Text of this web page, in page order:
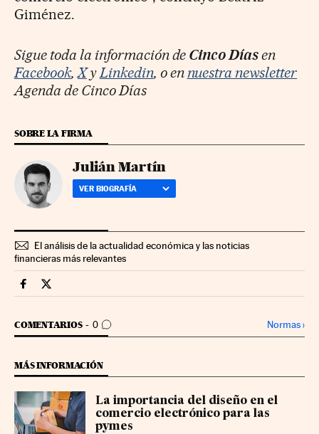
Giménez.
Sigue toda la información de Cinco Díasen
Facebook,XyLinkedin, o ennuestra newsletter
Agenda de Cinco Días
SOBRE LA FIRMA
Julián Martín
VER BIOGRAFÍA
El análisis de la actualidad económica y las noticias
financieras más relevantes
Companias Cinco Días en Facebook
Companias Cinco Días en Twitter
COMENTARIOS 0
IR A LOS COMENTARIOS Normas›
MÁS INFORMACIÓN
La importancia del diseño en el
comercio electrónico para las
pymes